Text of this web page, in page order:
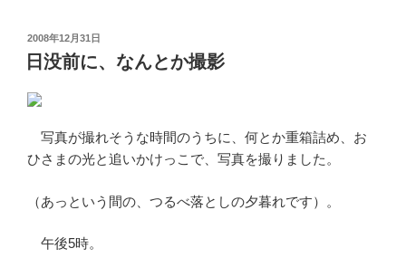
投
稿
日:
2008年12月31日
日没前に、なんとか撮影
写真が撮れそうな時間のうちに、何とか重箱詰め、お
ひさまの光と追いかけっこで、写真を撮りました。
（あっという間の、つるべ落としの夕暮れです）。
午後5時。